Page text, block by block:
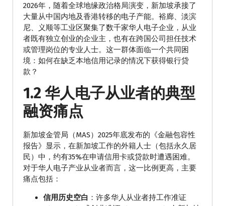
2026年，随着全球地缘政治格局演变，新加坡承接了
大量从中国内地及香港转移的电子产能。裕廊、淡滨
尼、义顺等工业区聚集了数千家华人电子企业，从业
者既有独立创业的企业主，也有在跨国公司担任技术
或管理岗位的专业人士。这一群体面临一个共同困
境：如何在缺乏本地信用记录的情况下获得银行贷
款？
1.2 华人电子从业者的典型
融资痛点
新加坡金管局（MAS）2025年底发布的《金融包容性
报告》显示，在新加坡工作的外籍人士（包括永久居
民）中，约有35%在申请信用卡或贷款时遭遇困难。
对于华人电子产业从业者而言，这一比例更高，主要
痛点包括：
信用历史空白 ：许多华人从业者持工作准证